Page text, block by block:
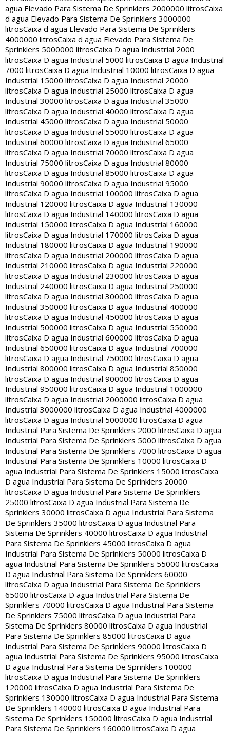
agua Elevado Para Sistema De Sprinklers 2000000 litrosCaixa
d agua Elevado Para Sistema De Sprinklers 3000000
litrosCaixa d agua Elevado Para Sistema De Sprinklers
4000000 litrosCaixa d agua Elevado Para Sistema De
Sprinklers 5000000 litrosCaixa D agua Industrial 2000
litrosCaixa D agua Industrial 5000 litrosCaixa D agua Industrial
7000 litrosCaixa D agua Industrial 10000 litrosCaixa D agua
Industrial 15000 litrosCaixa D agua Industrial 20000
litrosCaixa D agua Industrial 25000 litrosCaixa D agua
Industrial 30000 litrosCaixa D agua Industrial 35000
litrosCaixa D agua Industrial 40000 litrosCaixa D agua
Industrial 45000 litrosCaixa D agua Industrial 50000
litrosCaixa D agua Industrial 55000 litrosCaixa D agua
Industrial 60000 litrosCaixa D agua Industrial 65000
litrosCaixa D agua Industrial 70000 litrosCaixa D agua
Industrial 75000 litrosCaixa D agua Industrial 80000
litrosCaixa D agua Industrial 85000 litrosCaixa D agua
Industrial 90000 litrosCaixa D agua Industrial 95000
litrosCaixa D agua Industrial 100000 litrosCaixa D agua
Industrial 120000 litrosCaixa D agua Industrial 130000
litrosCaixa D agua Industrial 140000 litrosCaixa D agua
Industrial 150000 litrosCaixa D agua Industrial 160000
litrosCaixa D agua Industrial 170000 litrosCaixa D agua
Industrial 180000 litrosCaixa D agua Industrial 190000
litrosCaixa D agua Industrial 200000 litrosCaixa D agua
Industrial 210000 litrosCaixa D agua Industrial 220000
litrosCaixa D agua Industrial 230000 litrosCaixa D agua
Industrial 240000 litrosCaixa D agua Industrial 250000
litrosCaixa D agua Industrial 300000 litrosCaixa D agua
Industrial 350000 litrosCaixa D agua Industrial 400000
litrosCaixa D agua Industrial 450000 litrosCaixa D agua
Industrial 500000 litrosCaixa D agua Industrial 550000
litrosCaixa D agua Industrial 600000 litrosCaixa D agua
Industrial 650000 litrosCaixa D agua Industrial 700000
litrosCaixa D agua Industrial 750000 litrosCaixa D agua
Industrial 800000 litrosCaixa D agua Industrial 850000
litrosCaixa D agua Industrial 900000 litrosCaixa D agua
Industrial 950000 litrosCaixa D agua Industrial 1000000
litrosCaixa D agua Industrial 2000000 litrosCaixa D agua
Industrial 3000000 litrosCaixa D agua Industrial 4000000
litrosCaixa D agua Industrial 5000000 litrosCaixa D agua
Industrial Para Sistema De Sprinklers 2000 litrosCaixa D agua
Industrial Para Sistema De Sprinklers 5000 litrosCaixa D agua
Industrial Para Sistema De Sprinklers 7000 litrosCaixa D agua
Industrial Para Sistema De Sprinklers 10000 litrosCaixa D
agua Industrial Para Sistema De Sprinklers 15000 litrosCaixa
D agua Industrial Para Sistema De Sprinklers 20000
litrosCaixa D agua Industrial Para Sistema De Sprinklers
25000 litrosCaixa D agua Industrial Para Sistema De
Sprinklers 30000 litrosCaixa D agua Industrial Para Sistema
De Sprinklers 35000 litrosCaixa D agua Industrial Para
Sistema De Sprinklers 40000 litrosCaixa D agua Industrial
Para Sistema De Sprinklers 45000 litrosCaixa D agua
Industrial Para Sistema De Sprinklers 50000 litrosCaixa D
agua Industrial Para Sistema De Sprinklers 55000 litrosCaixa
D agua Industrial Para Sistema De Sprinklers 60000
litrosCaixa D agua Industrial Para Sistema De Sprinklers
65000 litrosCaixa D agua Industrial Para Sistema De
Sprinklers 70000 litrosCaixa D agua Industrial Para Sistema
De Sprinklers 75000 litrosCaixa D agua Industrial Para
Sistema De Sprinklers 80000 litrosCaixa D agua Industrial
Para Sistema De Sprinklers 85000 litrosCaixa D agua
Industrial Para Sistema De Sprinklers 90000 litrosCaixa D
agua Industrial Para Sistema De Sprinklers 95000 litrosCaixa
D agua Industrial Para Sistema De Sprinklers 100000
litrosCaixa D agua Industrial Para Sistema De Sprinklers
120000 litrosCaixa D agua Industrial Para Sistema De
Sprinklers 130000 litrosCaixa D agua Industrial Para Sistema
De Sprinklers 140000 litrosCaixa D agua Industrial Para
Sistema De Sprinklers 150000 litrosCaixa D agua Industrial
Para Sistema De Sprinklers 160000 litrosCaixa D agua